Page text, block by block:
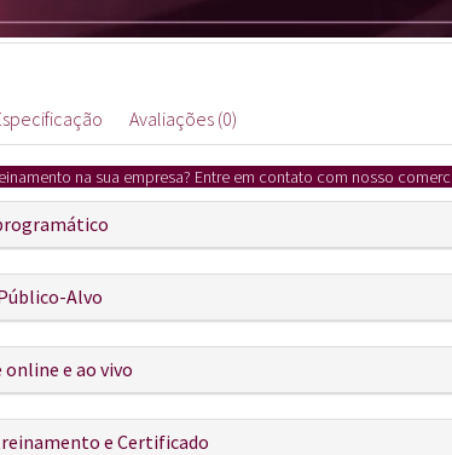
Avaliações (0)
na sua empresa? Entre em contato com nosso
Alvo
online e ao vivo
e Certificado